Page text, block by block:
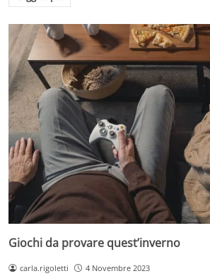
Giochi da provare quest’inverno
carla.rigoletti 4 Novembre 2023